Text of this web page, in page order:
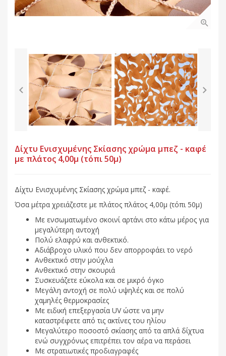
Δίχτυ Ενισχυμένης Σκίασης χρώμα μπεζ - καφέ
με πλάτος 4,00μ (τόπι 50μ)
Δίχτυ Ενισχυμένης Σκίασης χρώμα μπεζ - καφέ.
Όσα μέτρα χρειάζεστε με πλάτος πλάτος 4,00μ (τόπι 50μ)
Με ενσωματωμένο σκοινί αρτάνι στο κάτω μέρος για
μεγαλύτερη αντοχή
Πολύ ελαφρύ και ανθεκτικό.
Αδιάβροχο υλικό που δεν απορροφάει το νερό
Ανθεκτικό στην μούχλα
Ανθεκτικό στην σκουριά
Συσκευάζετε εύκολα και σε μικρό όγκο
Μεγάλη αντοχή σε πολύ υψηλές και σε πολύ
χαμηλές θερμοκρασίες
Με ειδική επεξεργασία UV ώστε να μην
καταστρέφετε από τις ακτίνες του ηλίου
Μεγαλύτερο ποσοστό σκίασης από τα απλά δίχτυα
ενώ συγχρόνως επιτρέπει τον αέρα να περάσει
Με στρατιωτικές προδιαγραφές